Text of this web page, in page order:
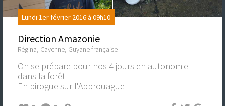
Lundi 1er février 2016 à 09h10
Direction Amazonie
Régina, Cayenne, Guyane française
On se prépare pour nos 4 jours en autonomie
dans la forêt
En pirogue sur l'Approuague